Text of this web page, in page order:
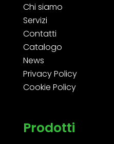
Chi siamo
Servizi
Contatti
Catalogo
News
Privacy Policy
Cookie Policy
Prodotti